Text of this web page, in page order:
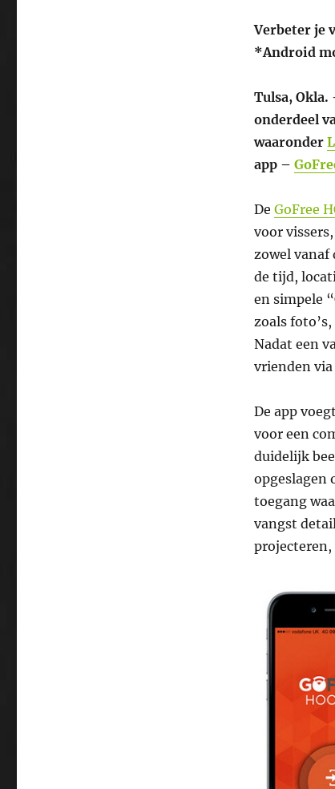
Verbeter je
*Android
Tulsa,
onderdeel
waaronder
app –
De GoFree
voor
zowel vanaf
de tijd,
en simpele
zoals
Nadat een
vrienden via
De app
voor een
duidelijk
opgeslagen
toegang
vangst
projecteren,